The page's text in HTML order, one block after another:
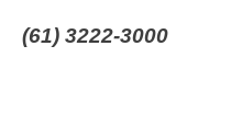
(61) 3222-3000